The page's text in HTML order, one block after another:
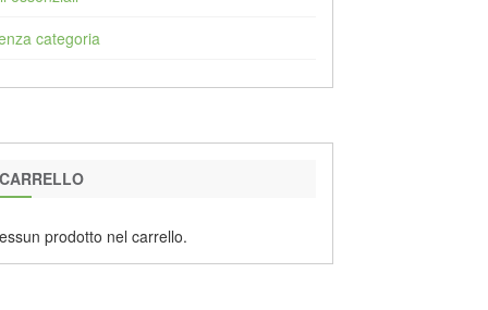
categoria
CARRELLO
prodotto nel carrello.